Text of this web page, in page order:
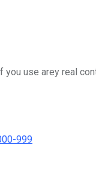
use arey real
999